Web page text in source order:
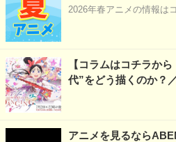
2026年春アニメの情報は
【コラムはコチラか
代”をどう描くのか？
アニメを見るなら